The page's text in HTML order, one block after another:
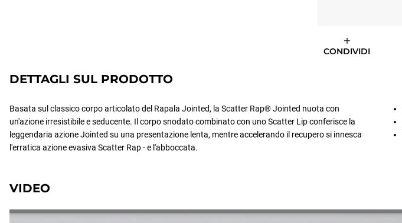
CONDIVIDI
DETTAGLI SUL PRODOTTO
Basata sul classico corpo articolato del Rapala Jointed, la Scatter Rap® Jointed nuota con
un'azione irresistibile e seducente. Il corpo snodato combinato con uno Scatter Lip conferisce la
leggendaria azione Jointed su una presentazione lenta, mentre accelerando il recupero si innesca
l'erratica azione evasiva Scatter Rap - e l'abboccata.
VIDEO